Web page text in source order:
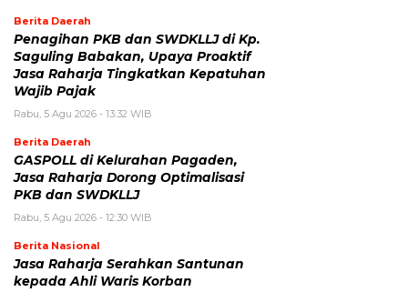
Berita Daerah
Penagihan PKB dan SWDKLLJ di Kp.
Saguling Babakan, Upaya Proaktif
Jasa Raharja Tingkatkan Kepatuhan
Wajib Pajak
Rabu, 5 Agu 2026 - 13:32 WIB
Berita Daerah
GASPOLL di Kelurahan Pagaden,
Jasa Raharja Dorong Optimalisasi
PKB dan SWDKLLJ
Rabu, 5 Agu 2026 - 12:30 WIB
Berita Nasional
Jasa Raharja Serahkan Santunan
kepada Ahli Waris Korban